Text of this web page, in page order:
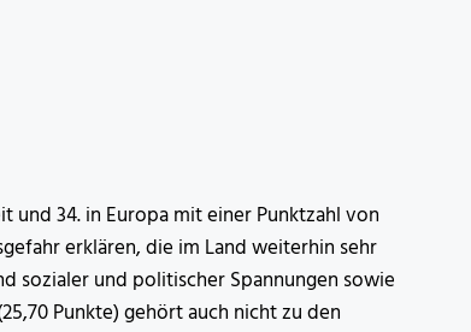
und 34. in Europa mit einer Punktzahl von
erklären, die im Land weiterhin sehr
sozialer und politischer Spannungen sowie
Punkte) gehört auch nicht zu den